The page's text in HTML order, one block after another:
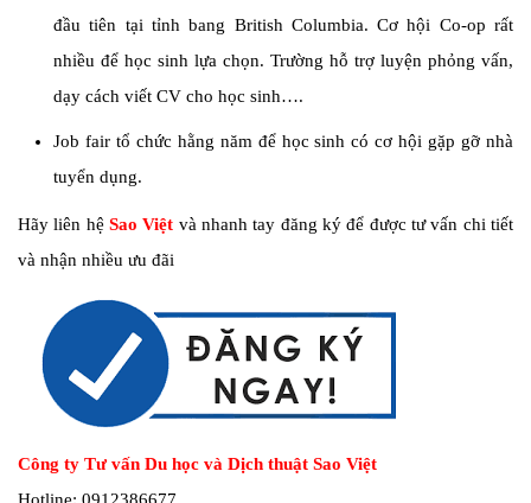
đầu tiên tại tỉnh bang British Columbia. Cơ hội Co-op rất
nhiều để học sinh lựa chọn. Trường hỗ trợ luyện phỏng vấn,
dạy cách viết CV cho học sinh….
Job fair tổ chức hằng năm để học sinh có cơ hội gặp gỡ nhà
tuyển dụng.
Hãy liên hệ Sao Việt và nhanh tay đăng ký để được tư vấn chi tiết
và nhận nhiều ưu đãi
Công ty Tư vấn Du học và Dịch thuật Sao Việt
Hotline: 0912386677